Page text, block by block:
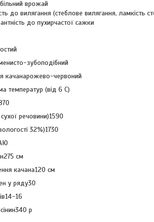
врожай
до вилягання (стеблове вилягання, ламкість
до пухирчастої сажки
зубоподібний
качанарожево-червоний
температур (від 6 С)
речовини)1590
32%)1730
см
качана120 см
у ряду30
16
р